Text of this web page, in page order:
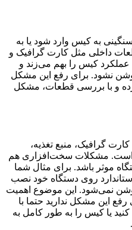
به کیس وارد شود یا به
داخلی مثل کارت گرافیک و
عملکرد کیس را بهم می‌زند و
نشود. برای رفع این مشکل
و با بررسی قطعات، مشکل
گرافیک، منبع تغذیه،
مادربرد، مانیتور، پردازنده یا CPU است. مشکلات سخت‌افزاری هم
موثر باشد. برای مثال شما
روی دستگاه خود نصب
روشن نمی‌شود. این موضوع اهمیت
رفع این مشکل ندارید حتما با
یا کیس را به طور کامل به